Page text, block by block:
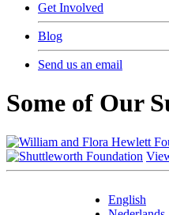
Get Involved
Blog
Send us an email
Some of Our
English